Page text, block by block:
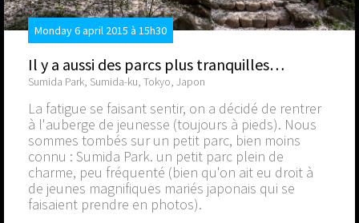
Monday 6 april 2015 à 15h30
Il y a aussi des parcs plus tranquilles…
Sumida Park, Sumida-ku, Tokyo, Japon
La fatigue se faisant sentir, on a décidé de rentrer
à l'auberge de jeunesse (toujours à pieds). Nous
sommes tombés sur un petit parc, bien moins
connu : Sumida Park. un petit parc plein de
charme, peu fréquenté (bien qu'on ait eu droit à
de jeunes magnifiques mariés japonais qui se
faisaient prendre en photos).